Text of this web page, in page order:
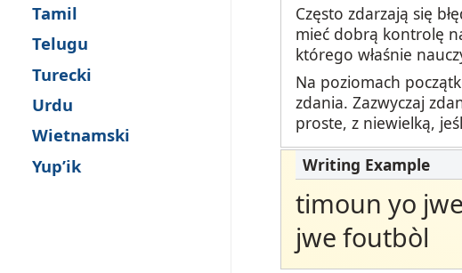
Tamil
Telugu
Turecki
Urdu
Wietnamski
Yup’ik
Często zdarzają się
mieć dobrą kontrolę
którego właśnie
Na poziomach
zdania. Zazwyczaj
proste, z niewielką,
timoun yo
jwe foutbòl